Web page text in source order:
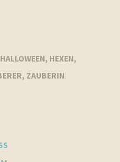
HALLOWEEN, HEXEN,
, ZAUBERIN